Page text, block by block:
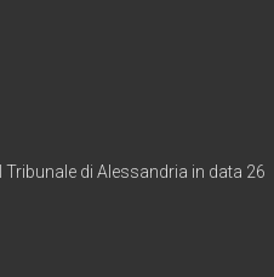
di Alessandria in data 26